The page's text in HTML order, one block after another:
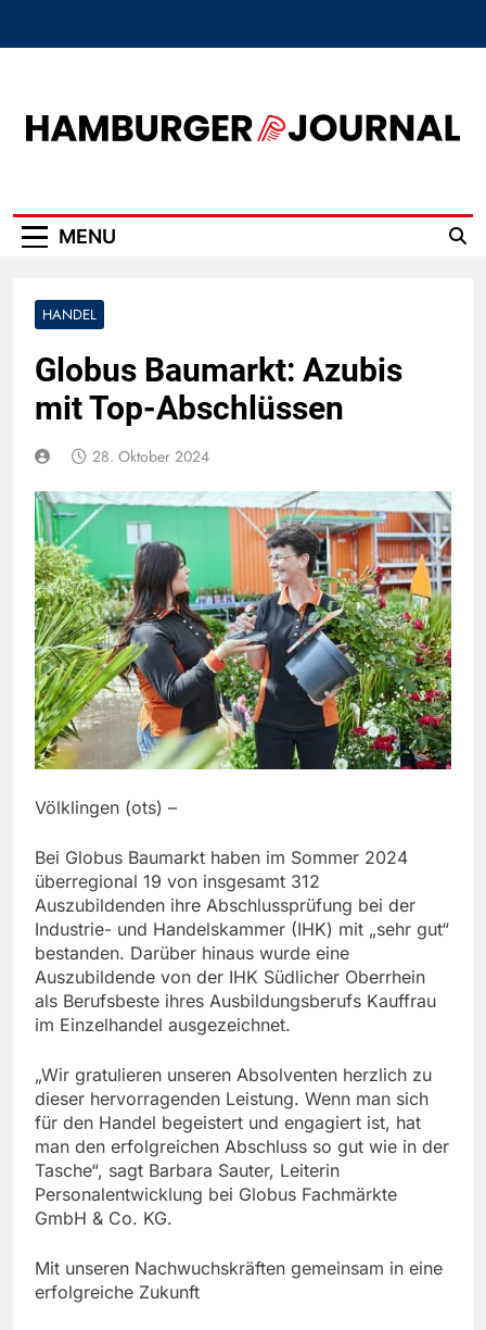
MENU
HANDEL
Globus Baumarkt: Azubis
mit Top-Abschlüssen
28. Oktober 2024
Völklingen (ots) –
Bei Globus Baumarkt haben im Sommer 2024
überregional 19 von insgesamt 312
Auszubildenden ihre Abschlussprüfung bei der
Industrie- und Handelskammer (IHK) mit „sehr gut“
bestanden. Darüber hinaus wurde eine
Auszubildende von der IHK Südlicher Oberrhein
als Berufsbeste ihres Ausbildungsberufs Kauffrau
im Einzelhandel ausgezeichnet.
„Wir gratulieren unseren Absolventen herzlich zu
dieser hervorragenden Leistung. Wenn man sich
für den Handel begeistert und engagiert ist, hat
man den erfolgreichen Abschluss so gut wie in der
Tasche“, sagt Barbara Sauter, Leiterin
Personalentwicklung bei Globus Fachmärkte
GmbH & Co. KG.
Mit unseren Nachwuchskräften gemeinsam in eine
erfolgreiche Zukunft